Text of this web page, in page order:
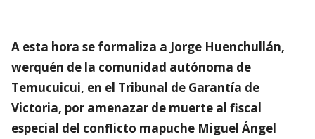
A esta hora se formaliza a Jorge Huenchullán,
werquén de la comunidad autónoma de
Temucuicui, en el Tribunal de Garantía de
Victoria, por amenazar de muerte al fiscal
especial del conflicto mapuche Miguel Ángel